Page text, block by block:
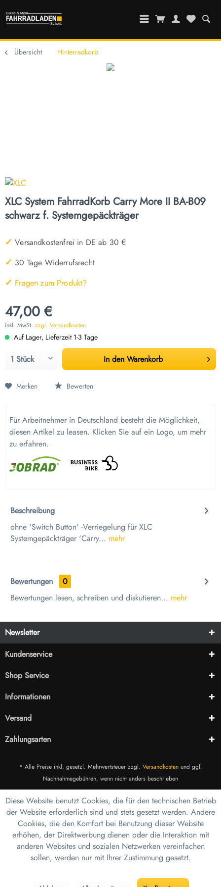
Übersicht Hinterradkorb
XLC System FahrradKorb Carry More II BA-B09
schwarz f. Systemgepäckträger
✓ Versandkostenfrei in DE ab 30 €
✓ 30 Tage Widerrufsrecht
✓ Fragen zum Produkt?
47,00 €
inkl. MwSt. zzgl. Versandkosten
Auf Lager, Lieferzeit 1-3 Tage
In den Warenkorb
Merken Bewerten
Für Arbeitnehmer in Deutschland besteht die Möglichkeit,
diesen Artikel zu leasen. Klicken Sie auf ein Logo, um mehr
zu erfahren.
Beschreibung
ohne 'Switch Button' -Verriegelung für XLC
Systemgepäckträger 'Carry... mehr
Bewertungen
0
Bewertungen lesen, schreiben und diskutieren... mehr
Newsletter
Kundenservice
Shop Service
Informationen
Versand
Zahlungsarten
* Alle Preise inkl. gesetzl. Mehrwertsteuer zzgl. Versandkostenund ggf.
Nachnahmegebühren, wenn nicht anders beschrieben
Diese Website benutzt Cookies, die für den technischen Betrieb
der Website erforderlich sind und stets gesetzt werden. Andere
Cookies, die den Komfort bei Benutzung dieser Website
erhöhen, der Direktwerbung dienen oder die Interaktion mit
anderen Websites und sozialen Netzwerken vereinfachen
sollen, werden nur mit Ihrer Zustimmung gesetzt.